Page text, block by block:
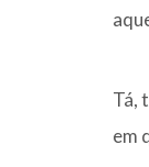
Tá,
em